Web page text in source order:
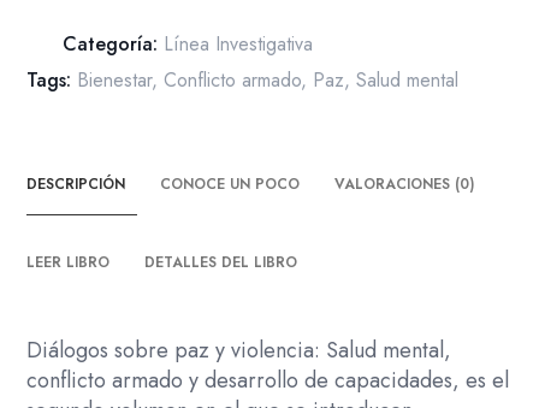
la
cantidad
Categoría: Línea Investigativa
Tags: Bienestar, Conflicto armado, Paz,Salud mental
DESCRIPCIÓN CONOCE UN POCO VALORACIONES (0)
LEER LIBRO DETALLES DEL LIBRO
Diálogos sobre paz y violencia: Salud mental,
conflicto armado y desarrollo de capacidades, es el